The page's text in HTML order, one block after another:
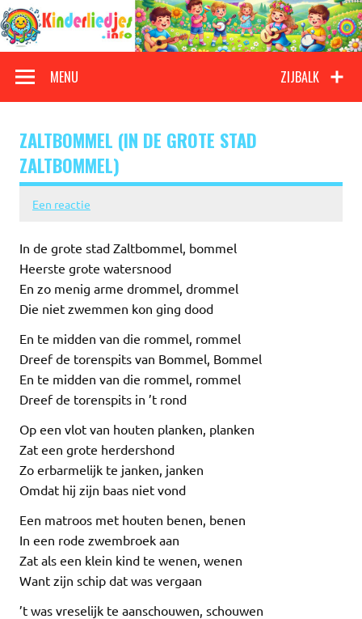
Doorgaan
naar
inhoud
Kinderliedjes
ZIJBALK
MENU
ZALTBOMMEL (IN DE GROTE STAD
ZALTBOMMEL)
Een reactie
In de grote stad Zaltbommel, bommel
Heerste grote watersnood
En zo menig arme drommel, drommel
Die niet zwemmen kon ging dood
En te midden van die rommel, rommel
Dreef de torenspits van Bommel, Bommel
En te midden van die rommel, rommel
Dreef de torenspits in ’t rond
Op een vlot van houten planken, planken
Zat een grote herdershond
Zo erbarmelijk te janken, janken
Omdat hij zijn baas niet vond
Een matroos met houten benen, benen
In een rode zwembroek aan
Zat als een klein kind te wenen, wenen
Want zijn schip dat was vergaan
’t was vreselijk te aanschouwen, schouwen